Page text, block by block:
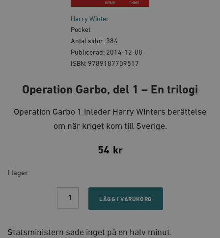
Harry Winter
Pocket
Antal sidor: 384
Publicerad: 2014-12-08
ISBN: 9789187709517
Operation Garbo, del 1 – En trilogi
Operation Garbo 1 inleder Harry Winters berättelse
om när kriget kom till Sverige.
54 kr
I lager
Operation
Garbo,
trilogi
LÄGG I VARUKORG
Statsministern sade inget på en halv minut.